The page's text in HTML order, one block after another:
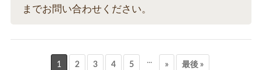
までお問い合わせください。
1 2 3 4 5 ... » 最後 »